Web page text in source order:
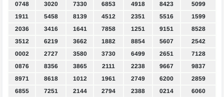
0748
3020 7330 6853 4918 8423
5099
1911
5458 8139 4512 2351 5516
1599
2036
3416 1641 7858 1251 9151
8528
3512
6219 3662 1882 8854 5607
2542
0002
2727 3580 3730 6499 2651
7128
0876
8356 3865 2111 2238 9667
9837
8971
8618 1012 1961 2749 6200
2859
6855
7251 2144 2794 2388 0214
6060